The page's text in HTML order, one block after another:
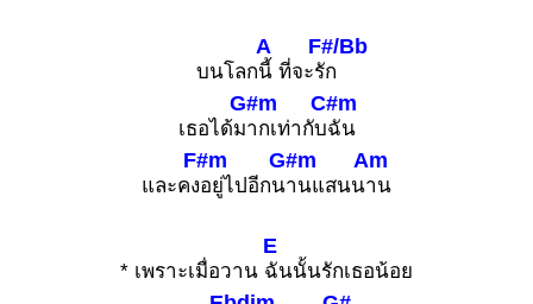
บนโลก
A
นี้ ที่จะรั
F#/Bb
ก
เธอได้ม
G#m
ากเท่ากับ
C#m
ฉัน
และคง
F#m
อยู่ไปอีกน
G#m
านแสนน
Am
าน
* เพราะเมื่อวาน
E
ฉันนั้นรักเธอน้อย